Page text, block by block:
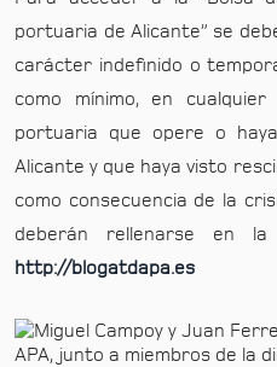
portuaria de Alicante” se
carácter indefinido o
como mínimo, en
portuaria que opere o
Alicante y que haya visto
como consecuencia de la
deberán rellenarse en la
http://blogatdapa.es